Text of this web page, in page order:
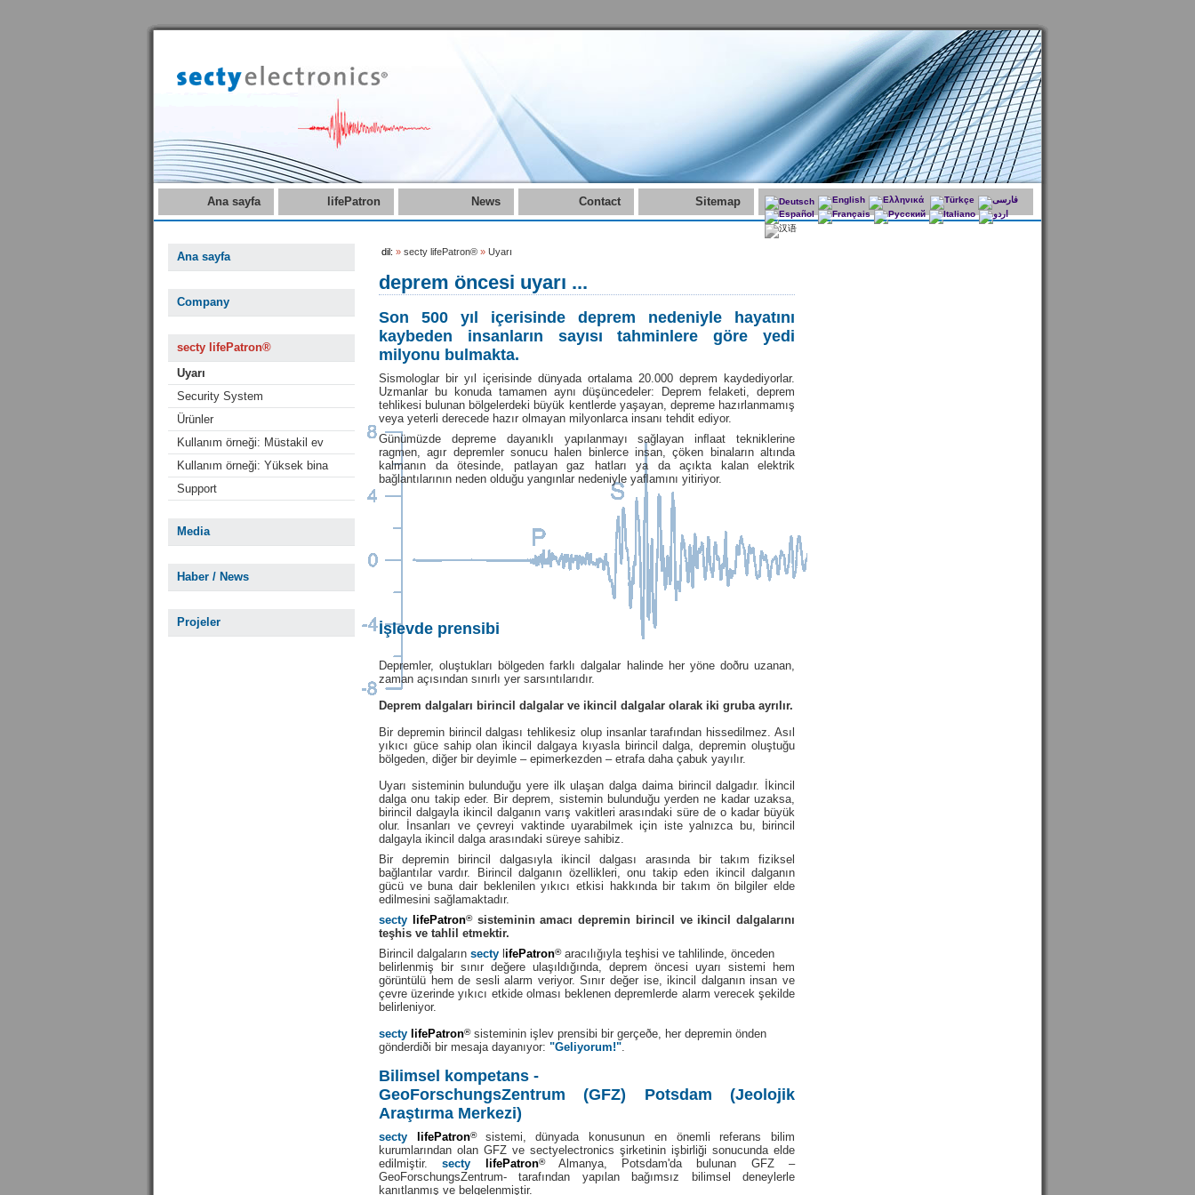
Ana sayfa lifePatron News Contact Sitemap
Ana sayfa
Company
secty lifePatron®
Uyarı
Security System
Ürünler
Kullanım örneği: Müstakil ev
Kullanım örneği: Yüksek bina
Support
Media
Haber / News
Projeler
dil: » secty lifePatron® » Uyarı
deprem öncesi uyarı ...
Son 500 yıl içerisinde deprem nedeniyle hayatını
kaybeden insanların sayısı tahminlere göre yedi
milyonu bulmakta.
Sismologlar bir yıl içerisinde dünyada ortalama 20.000 deprem kaydediyorlar.
Uzmanlar bu konuda tamamen aynı düşüncedeler: Deprem felaketi, deprem
tehlikesi bulunan bölgelerdeki büyük kentlerde yaşayan, depreme hazırlanmamış
veya yeterli derecede hazır olmayan milyonlarca insanı tehdit ediyor.
Günümüzde depreme dayanıklı yapılanmayı sağlayan inﬂaat tekniklerine
ragmen, agır depremler sonucu halen binlerce insan, çöken binaların altında
kalmanın da ötesinde, patlayan gaz hatları ya da açıkta kalan elektrik
bağlantılarının neden olduğu yangınlar nedeniyle yaﬂamını yitiriyor.
İşlevde prensibi
Depremler, oluştukları bölgeden farklı dalgalar halinde her yöne doðru uzanan,
zaman açısından sınırlı yer sarsıntılarıdır.
Deprem dalgaları birincil dalgalar ve ikincil dalgalar olarak iki gruba ayrılır.
Bir depremin birincil dalgası tehlikesiz olup insanlar tarafından hissedilmez. Asıl
yıkıcı güce sahip olan ikincil dalgaya kıyasla birincil dalga, depremin oluştuğu
bölgeden, diğer bir deyimle – epimerkezden – etrafa daha çabuk yayılır.
Uyarı sisteminin bulunduğu yere ilk ulaşan dalga daima birincil dalgadır. İkincil
dalga onu takip eder. Bir deprem, sistemin bulunduğu yerden ne kadar uzaksa,
birincil dalgayla ikincil dalganın varış vakitleri arasındaki süre de o kadar büyük
olur. İnsanları ve çevreyi vaktinde uyarabilmek için iste yalnızca bu, birincil
dalgayla ikincil dalga arasındaki süreye sahibiz.
Bir depremin birincil dalgasıyla ikincil dalgası arasında bir takım fiziksel
bağlantılar vardır. Birincil dalganın özellikleri, onu takip eden ikincil dalganın
gücü ve buna dair beklenilen yıkıcı etkisi hakkında bir takım ön bilgiler elde
edilmesini sağlamaktadır.
secty
lifePatron® sisteminin amacı depremin birincil ve ikincil dalgalarını
teşhis ve tahlil etmektir.
Birincil dalgaların secty ifePatron®aracılığıyla teşhisi ve tahlilinde, önceden
belirlenmiş bir sınır değere ulaşıldığında, deprem öncesi uyarı sistemi hem
görüntülü hem de sesli alarm veriyor. Sınır değer ise, ikincil dalganın insan ve
çevre üzerinde yıkıcı etkide olması beklenen depremlerde alarm verecek şekilde
belirleniyor.
secty lifePatron®sisteminin işlev prensibi bir gerçeðe, her depremin önden
gönderdiði bir mesaja dayanıyor: "Geliyorum!".
Bilimsel kompetans -
GeoForschungsZentrum (GFZ) Potsdam (Jeolojik
Araştırma Merkezi)
secty lifePatron® sistemi, dünyada konusunun en önemli referans bilim
kurumlarından olan GFZ ve sectyelectronics şirketinin işbirliği sonucunda elde
edilmiştir.secty lifePatron®Almanya, Potsdam'da bulunan GFZ –
GeoForschungsZentrum- tarafından yapılan bağımsız bilimsel deneylerle
kanıtlanmış ve belgelenmiştir.